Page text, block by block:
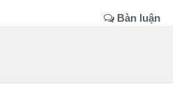
Bàn luận